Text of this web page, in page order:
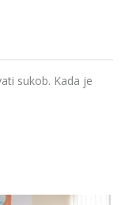
sukob. Kada je